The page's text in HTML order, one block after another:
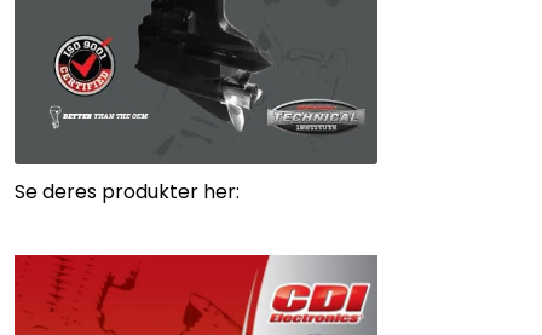
Se deres produkter her: